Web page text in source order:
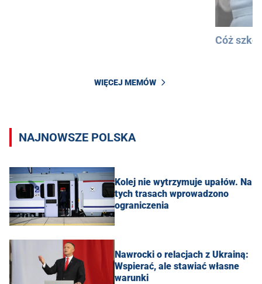
Cóż
WIĘCEJ MEMÓW
NAJNOWSZE POLSKA
Kolej nie wytrzymuje upałów. Na
tych trasach wprowadzono
ograniczenia
Nawrocki o relacjach z Ukrainą:
Wspierać, ale stawiać własne
warunki